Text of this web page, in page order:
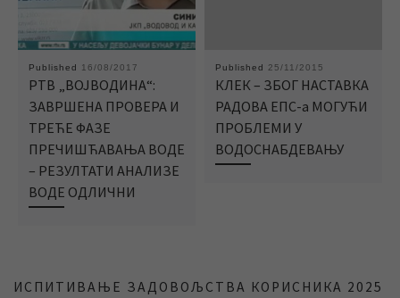
Published 16/08/2017
РТВ „ВОЈВОДИНА“:
ЗАВРШЕНА ПРОВЕРА И
ТРЕЋЕ ФАЗЕ
ПРЕЧИШЋАВАЊА ВОДЕ
– РЕЗУЛТАТИ АНАЛИЗЕ
ВОДЕ ОДЛИЧНИ
Published 25/11/2015
КЛЕК – ЗБОГ НАСТАВКА
РАДОВА ЕПС-а МОГУЋИ
ПРОБЛЕМИ У
ВОДОСНАБДЕВАЊУ
ИСПИТИВАЊЕ ЗАДОВОЉСТВА КОРИСНИКА 2025